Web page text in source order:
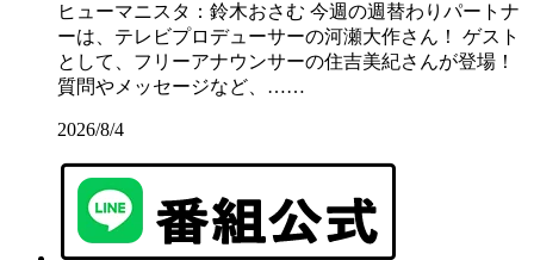
ヒューマニスタ：鈴木おさむ 今週の週替わりパートナ
ーは、テレビプロデューサーの河瀬大作さん！ ゲスト
として、フリーアナウンサーの住吉美紀さんが登場！
質問やメッセージなど、……
2026/8/4